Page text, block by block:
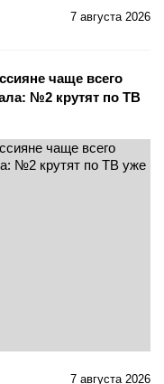
7 августа 2026
чаще всего
№2 крутят по ТВ
7 августа 2026